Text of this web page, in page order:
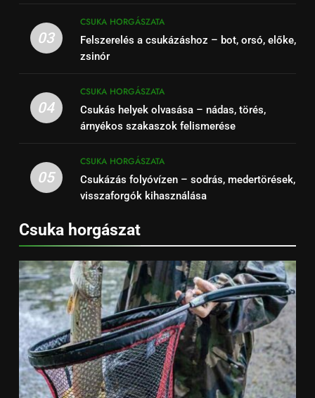
03
CSUKA HORGÁSZATA
Felszerelés a csukázáshoz – bot, orsó, előke,
zsinór
04
CSUKA HORGÁSZATA
Csukás helyek olvasása – nádas, törés,
árnyékos szakaszok felismerése
05
CSUKA HORGÁSZATA
Csukázás folyóvízen – sodrás, medertörések,
visszaforgók kihasználása
Csuka horgászat